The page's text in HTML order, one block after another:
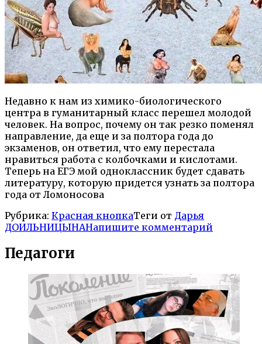
Недавно к нам из химико-биологического
центра в гуманитарный класс перешел молодой
человек. На вопрос, почему он так резко поменял
направление, да еще и за полтора года до
экзаменов, он ответил, что ему перестала
нравиться работа с колбочками и кислотами.
Теперь на ЕГЭ мой одноклассник будет сдавать
литературу, которую придется узнать за полтора
года от Ломоносова
Рубрика: Красная кнопкаТеги от Дарья
ДОИЛЬНИЦЫНАНапишите комментарий
Педагоги